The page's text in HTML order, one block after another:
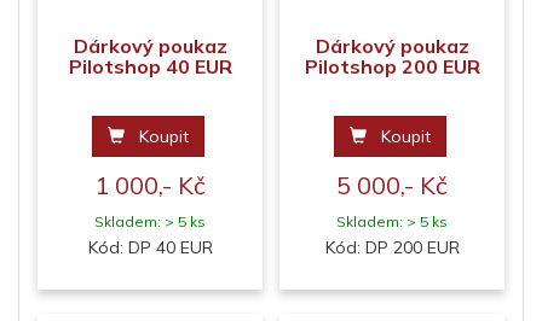
Dárkový poukaz
Pilotshop 40 EUR
Koupit
1 000,- Kč
Skladem: > 5 ks
Kód: DP 40 EUR
Dárkový poukaz
Pilotshop 200 EUR
Koupit
5 000,- Kč
Skladem: > 5 ks
Kód: DP 200 EUR